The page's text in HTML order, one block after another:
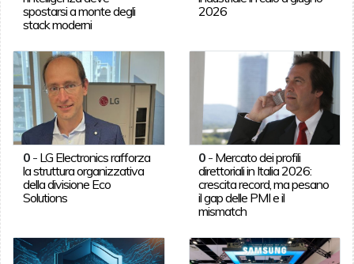
spostarsi a monte degli
stack moderni
2026
0- LG Electronics rafforza
la struttura organizzativa
della divisione Eco
Solutions
0 - Mercato dei profili
direttoriali in Italia 2026:
crescita record, ma pesano
il gap delle PMI e il
mismatch